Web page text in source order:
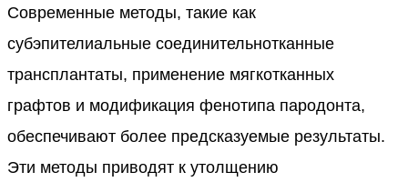
Современные методы, такие как
субэпителиальные соединительнотканные
трансплантаты, применение мягкотканных
графтов и модификация фенотипа пародонта,
обеспечивают более предсказуемые результаты.
Эти методы приводят к утолщению